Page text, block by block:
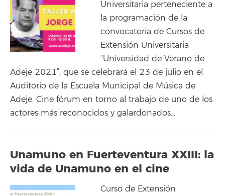
Universitaria perteneciente a
la programación de la
convocatoria de Cursos de
Extensión Universitaria
“Universidad de Verano de
Adeje 2021”, que se celebrará el 23 de julio en el
Auditorio de la Escuela Municipal de Música de
Adeje. Cine fórum en torno al trabajo de uno de los
actores más reconocidos y galardonados…
Unamuno en Fuerteventura XXIII: la
vida de Unamuno en el cine
Curso de Extensión